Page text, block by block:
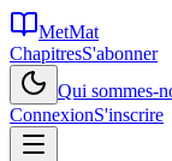
MetMat
ChapitresS'abonner
Qui sommes-
ConnexionS'inscrire